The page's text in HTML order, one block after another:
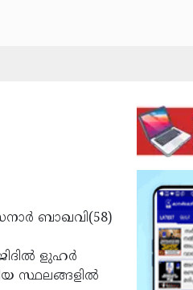
ബാഖവി(58)
ളുഹര്‍
സ്ഥലങ്ങളില്‍